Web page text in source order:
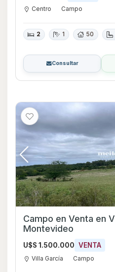
Centro Campo
2 1 50
Consultar
Campo en Venta en Villa García,
Montevideo
U$S 1.500.000 VENTA
Villa García Campo